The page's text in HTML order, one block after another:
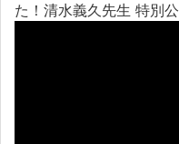
た！清水義久先生 特別